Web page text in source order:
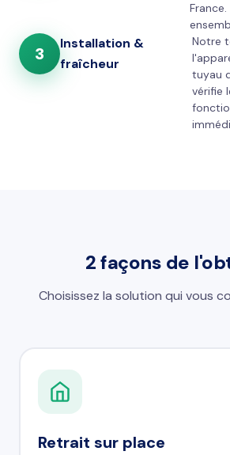
3
Installation &
fraîcheur
Notre
tuyau
vérifie
2 façons de
Choisissez la solution qui vous
Retrait sur place